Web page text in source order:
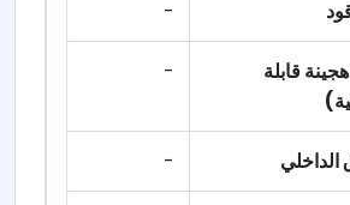
-
قابلة
-
الداخلي -